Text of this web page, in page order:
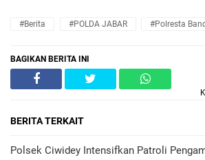
#Berita #POLDA JABAR #Polresta
BAGIKAN BERITA INI
BERITA TERKAIT
Polsek Ciwidey Intensifkan Patroli